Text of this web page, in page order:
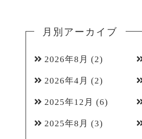
月別アーカイブ
2026年8月 (2)
2026年4月 (2)
2025年12月 (6)
2025年8月 (3)